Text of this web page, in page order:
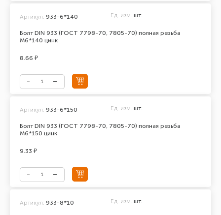
Болт DIN 933 (ГОСТ 7798-70, 7805-70) полная резьба
М6*140 цинк
Артикул: 933-6*140 Ед. изм. шт.
8.66 ₽
Болт DIN 933 (ГОСТ 7798-70, 7805-70) полная резьба
М6*150 цинк
Артикул: 933-6*150 Ед. изм. шт.
9.33 ₽
Артикул: 933-8*10 Ед. изм. шт.